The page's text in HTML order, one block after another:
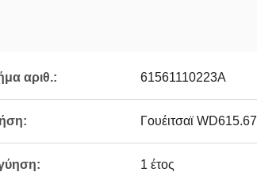
αριθ.: 61561110223Α
Γουέιτσαϊ WD615.67
1 έτος